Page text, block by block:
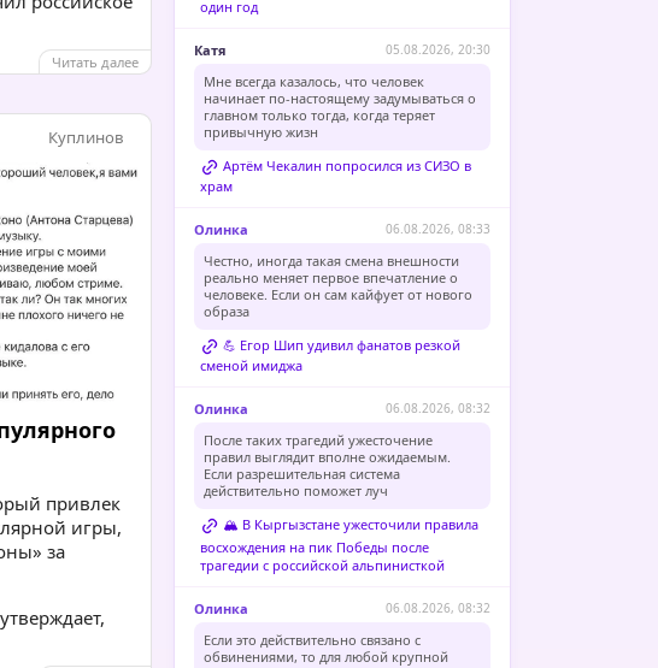
Читать далее
Куплинов
привлек
игры,
за
один год
Катя 05.08.2026, 20:30
Мне всегда казалось, что человек
начинает по-настоящему задумываться о
главном только тогда, когда теряет
привычную жизн
Артём Чекалин попросился из СИЗО в
храм
Олинка 06.08.2026, 08:33
Честно, иногда такая смена внешности
реально меняет первое впечатление о
человеке. Если он сам кайфует от нового
образа
💪 Егор Шип удивил фанатов резкой
сменой имиджа
Олинка 06.08.2026, 08:32
После таких трагедий ужесточение
правил выглядит вполне ожидаемым.
Если разрешительная система
действительно поможет луч
🏔️ В Кыргызстане ужесточили правила
восхождения на пик Победы после
трагедии с российской альпинисткой
Олинка 06.08.2026, 08:32
Если это действительно связано с
обвинениями, то для любой крупной